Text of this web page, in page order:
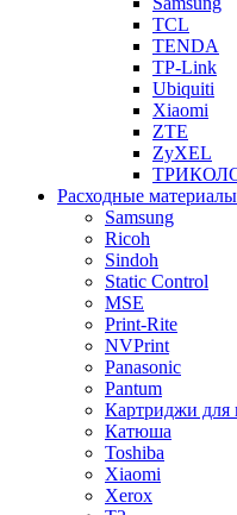
TCL
TENDA
TP-Link
Ubiquiti
Xiaomi
ZTE
ZyXEL
Расходные
Samsung
Ricoh
Sindoh
Static Control
MSE
Print-Rite
NVPrint
Panasonic
Pantum
Картриджи для
Катюша
Toshiba
Xiaomi
Xerox